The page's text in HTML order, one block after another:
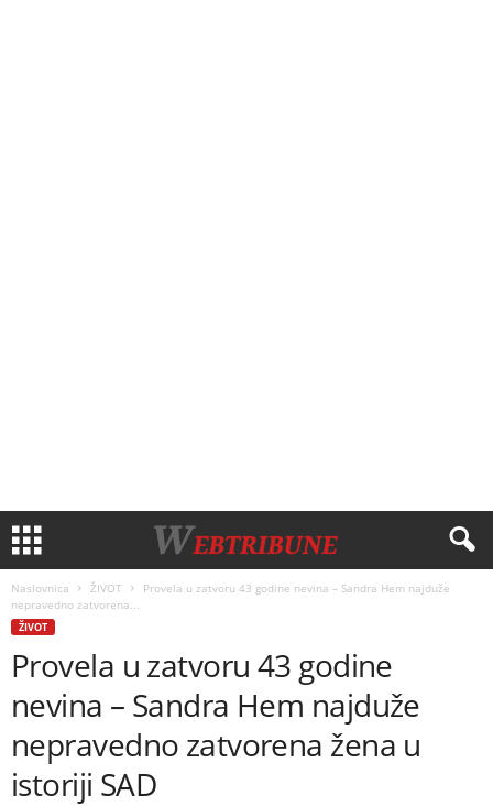
Naslovnica ŽIVOT
Provela u zatvoru 43 godine nevina – Sandra Hem najduže
nepravedno zatvorena...
ŽIVOT
Provela u zatvoru 43 godine
nevina – Sandra Hem najduže
nepravedno zatvorena žena u
istoriji SAD